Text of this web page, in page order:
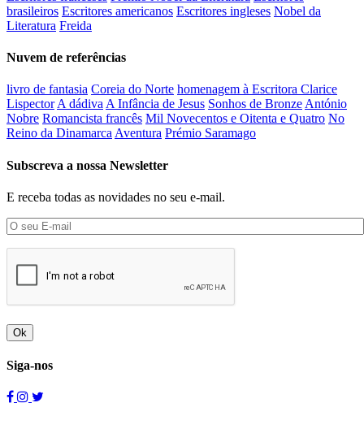
brasileiros Escritores americanos Escritores ingleses Nobel da
Literatura Freida
Nuvem de referências
livro de fantasia Coreia do Norte homenagem à Escritora Clarice
Lispector A dádiva A Infância de Jesus Sonhos de Bronze António
Nobre Romancista francês Mil Novecentos e Oitenta e Quatro No
Reino da Dinamarca Aventura Prémio Saramago
Subscreva a nossa Newsletter
E receba todas as novidades no seu e-mail.
Ok
Siga-nos